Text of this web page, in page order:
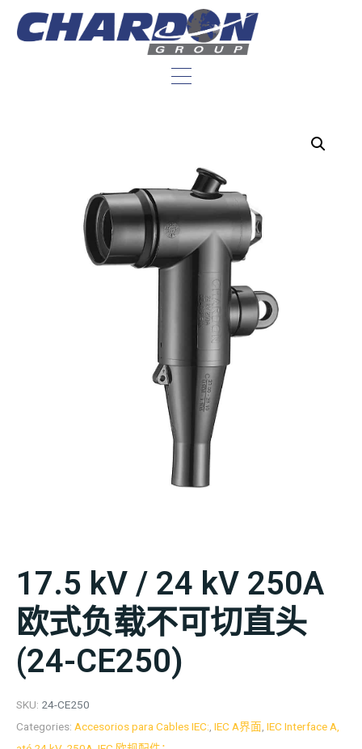
17.5 kV / 24 kV 250A
欧式负载不可切直头
(24-CE250)
SKU: 24-CE250
Categories: Accesorios para Cables IEC: IEC A界面 IEC Interface A,